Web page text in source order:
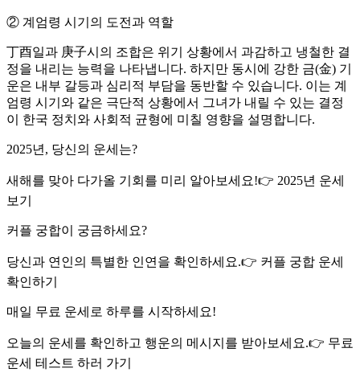
② 계엄령 시기의 도전과 역할
丁酉일과 庚子시의 조합은 위기 상황에서 과감하고 냉철한 결
정을 내리는 능력을 나타냅니다. 하지만 동시에 강한 금(金) 기
운은 내부 갈등과 심리적 부담을 동반할 수 있습니다. 이는 계
엄령 시기와 같은 극단적 상황에서 그녀가 내릴 수 있는 결정
이 한국 정치와 사회적 균형에 미칠 영향을 설명합니다.
2025년, 당신의 운세는?
새해를 맞아 다가올 기회를 미리 알아보세요!👉 2025년 운세
보기
커플 궁합이 궁금하세요?
당신과 연인의 특별한 인연을 확인하세요.👉 커플 궁합 운세
확인하기
매일 무료 운세로 하루를 시작하세요!
오늘의 운세를 확인하고 행운의 메시지를 받아보세요.👉 무료
운세 테스트 하러 가기